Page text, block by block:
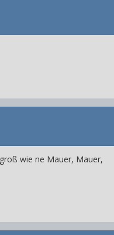
wie ne Mauer, Mauer,